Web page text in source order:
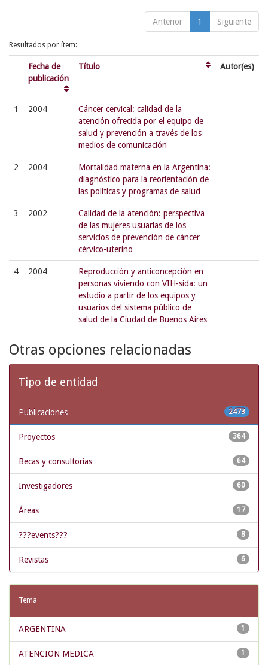
Anterior 1 Siguiente
Resultados por ítem:
Fecha de
publicación
Título Autor(es)
1 2004
Cáncer cervical: calidad de la
atención ofrecida por el equipo de
salud y prevención a través de los
medios de comunicación
2 2004
Mortalidad materna en la Argentina:
diagnóstico para la reorientación de
las políticas y programas de salud
3 2002
Calidad de la atención: perspectiva
de las mujeres usuarias de los
servicios de prevención de cáncer
cérvico-uterino
4 2004
Reproducción y anticoncepción en
personas viviendo con VIH-sida: un
estudio a partir de los equipos y
usuarios del sistema público de
salud de la Ciudad de Buenos Aires
Otras opciones relacionadas
Tipo de entidad
2473
Publicaciones
364
Proyectos
64
Becas y consultorías
60
Investigadores
17
Áreas
8
???events???
6
Revistas
Tema
1
ARGENTINA
1
ATENCION MEDICA